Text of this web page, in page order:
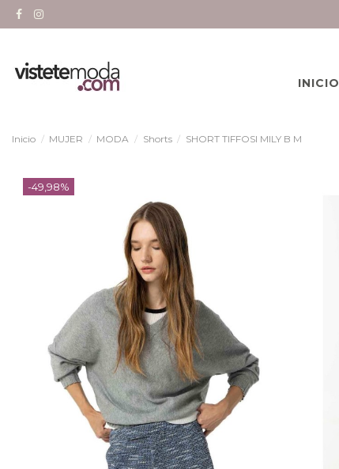
INICIO
Inicio MUJER MODA Shorts SHORT TIFFOSI MILY B M
-49,98%